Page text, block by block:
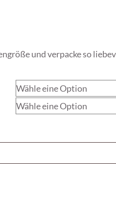
und verpacke so